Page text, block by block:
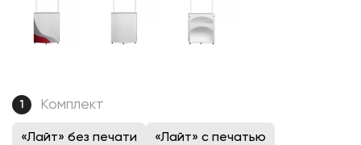
1 Комплект
«Лайт» без печати «Лайт» с печатью